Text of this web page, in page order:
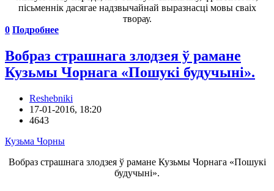
пiсьменнiк дасягае надзвычайнай выразнасцi мовы сваiх
творау.
0 Подробнее
Вобраз страшнага злодзея ў рамане
Кузьмы Чорнага «Пошукі будучыні».
Reshebniki
17-01-2016, 18:20
4643
Кузьма Чорны
Вобраз страшнага злодзея ў рамане Кузьмы Чорнага «Пошукі
будучыні».